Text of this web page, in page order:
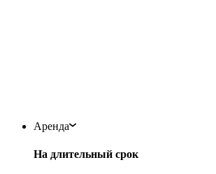
Аренда
На длительный срок